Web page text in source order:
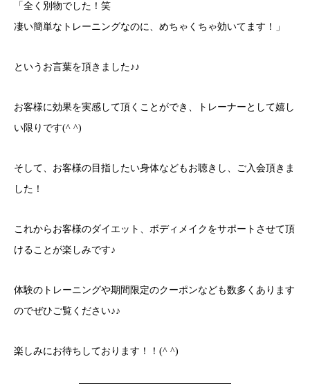
「全く別物でした！笑
凄い簡単なトレーニングなのに、めちゃくちゃ効いてます！」
というお言葉を頂きました♪♪
お客様に効果を実感して頂くことができ、トレーナーとして嬉し
い限りです(^ ^)
そして、お客様の目指したい身体などもお聴きし、ご入会頂きま
した！
これからお客様のダイエット、ボディメイクをサポートさせて頂
けることが楽しみです♪
体験のトレーニングや期間限定のクーポンなども数多くあります
のでぜひご覧ください♪♪
楽しみにお待ちしております！！(^ ^)